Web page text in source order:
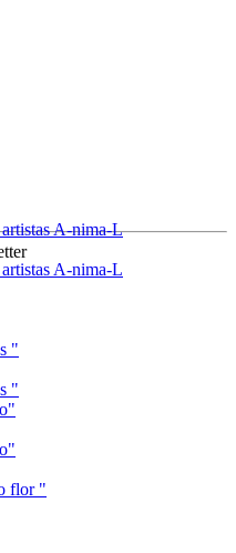
A-nima-L
A-nima-L
"
"
flor "